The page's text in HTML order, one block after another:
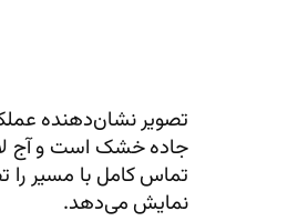
تصویر نشان‌دهنده
جاده خشک است و آج
تماس کامل با مسیر را
نمایش می‌دهد.